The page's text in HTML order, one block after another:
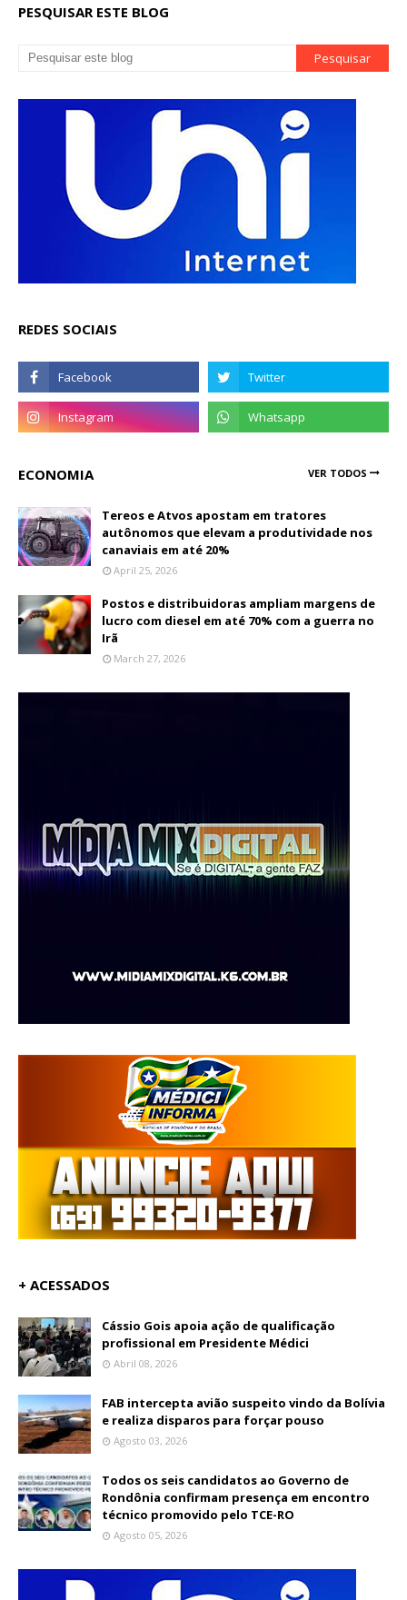
PESQUISAR ESTE BLOG
REDES SOCIAIS
ECONOMIA VER TODOS
Tereos e Atvos apostam em tratores
autônomos que elevam a produtividade nos
canaviais em até 20%
April 25, 2026
Postos e distribuidoras ampliam margens de
lucro com diesel em até 70% com a guerra no
Irã
March 27, 2026
+ ACESSADOS
Cássio Gois apoia ação de qualificação
profissional em Presidente Médici
Abril 08, 2026
FAB intercepta avião suspeito vindo da Bolívia
e realiza disparos para forçar pouso
Agosto 03, 2026
Todos os seis candidatos ao Governo de
Rondônia confirmam presença em encontro
técnico promovido pelo TCE-RO
Agosto 05, 2026